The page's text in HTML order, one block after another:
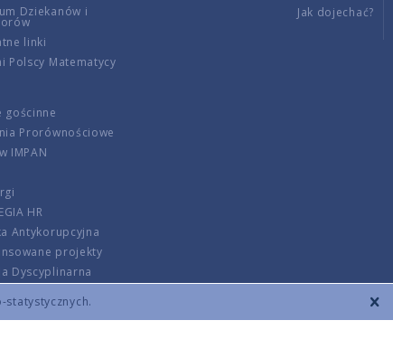
statystycznych.
Dziekanów i
linki
Polscy Matematycy
gościnne
Prorównościowe
IMPAN
HR
Antykorupcyjna
projekty
Dyscyplinarna
opłat
Jak dojechać?